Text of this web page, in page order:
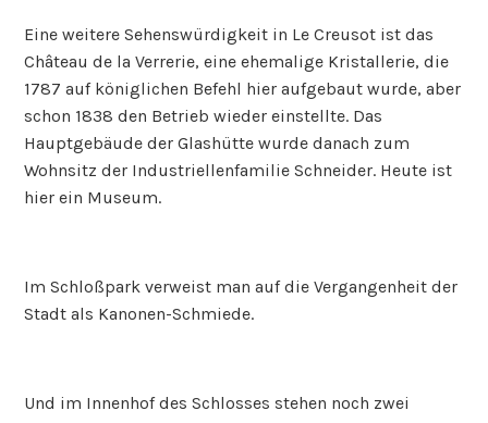
Eine weitere Sehenswürdigkeit in Le Creusot ist das
Château de la Verrerie, eine ehemalige Kristallerie, die
1787 auf königlichen Befehl hier aufgebaut wurde, aber
schon 1838 den Betrieb wieder einstellte. Das
Hauptgebäude der Glashütte wurde danach zum
Wohnsitz der Industriellenfamilie Schneider. Heute ist
hier ein Museum.
Im Schloßpark verweist man auf die Vergangenheit der
Stadt als Kanonen-Schmiede.
Und im Innenhof des Schlosses stehen noch zwei